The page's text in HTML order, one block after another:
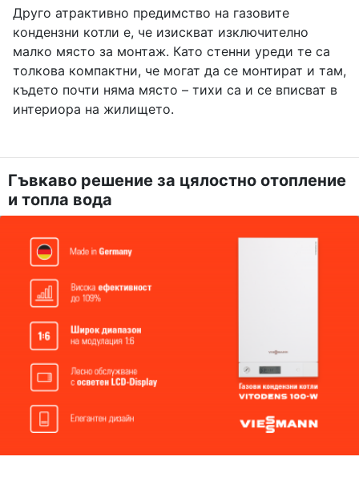
Друго атрактивно предимство на газовите
кондензни котли е, че изискват изключително
малко място за монтаж. Като стенни уреди те са
толкова компактни, че могат да се монтират и там,
където почти няма място – тихи са и се вписват в
интериора на жилището.
Гъвкаво решение за цялостно отопление
и топла вода